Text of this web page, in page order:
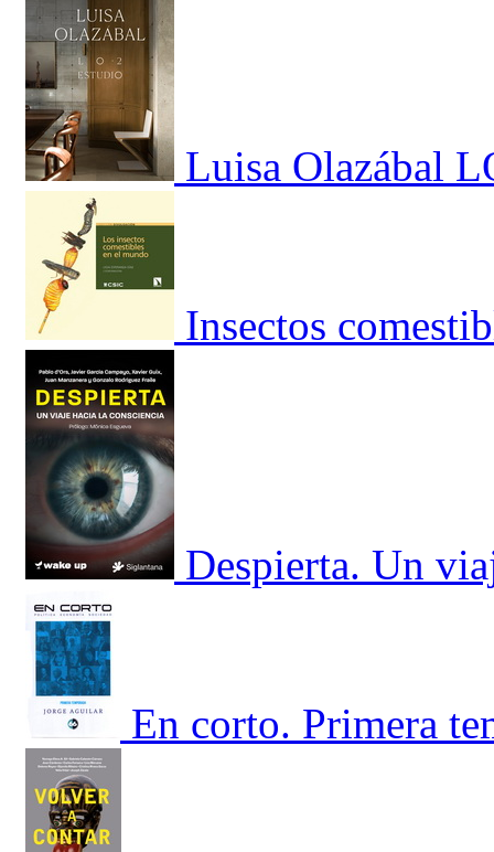
Luisa Olazábal
Insectos
Despierta. Un
En corto. Primera